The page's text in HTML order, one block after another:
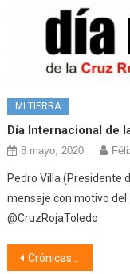
MI TIERRA
Día Internacional de
8 mayo, 2020
Pedro Villa (Presidente
mensaje con motivo
@CruzRojaToledo
Navegación
Crónicas (16/10/19)